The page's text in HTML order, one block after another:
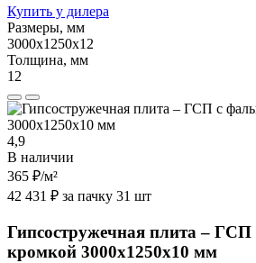
Купить у дилера
Размеры, мм
3000х1250х12
Толщина, мм
12
4,9
В наличии
365 ₽/м²
42 431 ₽ за пачку 31 шт
Гипсостружечная плита – ГСП
кромкой 3000х1250х10 мм